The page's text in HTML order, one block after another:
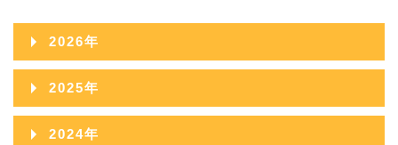
2026年
2026年08月
2026年07月
2025年
2025年12月
2024年